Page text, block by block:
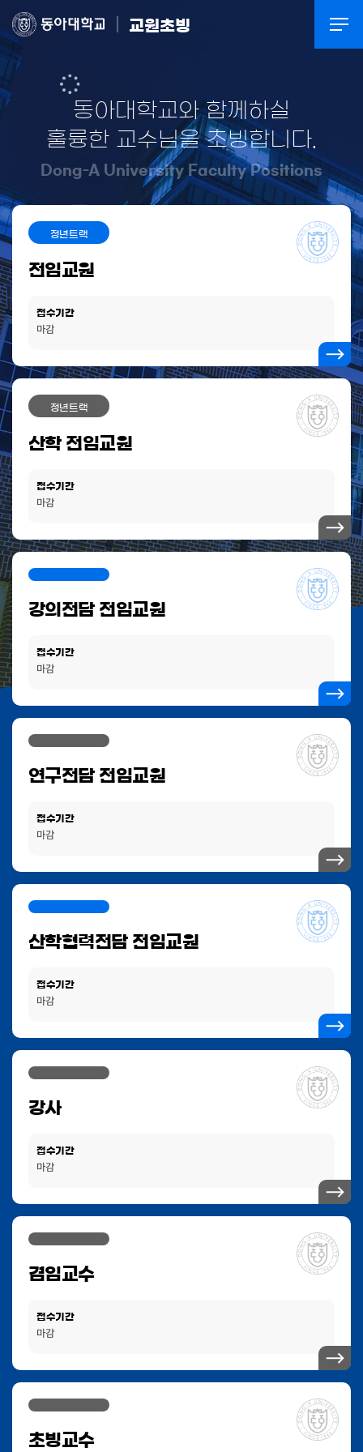
교원초빙
동아대학교와 함께하실
훌륭한 교수님을 초빙합니다.
Dong-A University Faculty Positions
정년트랙
전임교원
접수기간
마감
정년트랙
산학 전임교원
접수기간
마감
강의전담 전임교원
접수기간
마감
연구전담 전임교원
접수기간
마감
산학협력전담 전임교원
접수기간
마감
강사
접수기간
마감
겸임교수
접수기간
마감
초빙교수